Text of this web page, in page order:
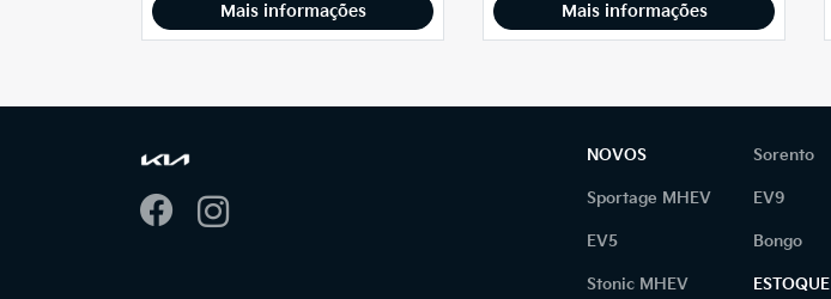
Mais informações Mais informações
NOVOS
Sportage MHEV
EV5
Stonic MHEV
Sorento
EV9
Bongo
ESTOQUE